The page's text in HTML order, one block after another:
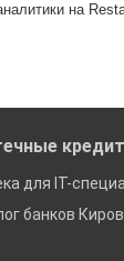
на
для IT-
банков